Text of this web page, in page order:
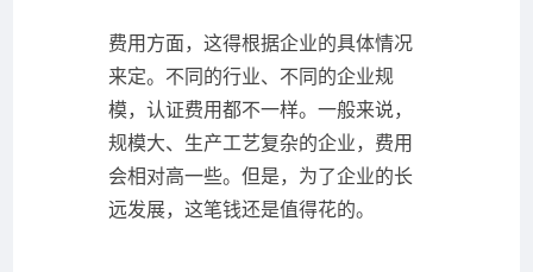
费用方面，这得根据企业的具体情况
来定。不同的行业、不同的企业规
模，认证费用都不一样。一般来说，
规模大、生产工艺复杂的企业，费用
会相对高一些。但是，为了企业的长
远发展，这笔钱还是值得花的。